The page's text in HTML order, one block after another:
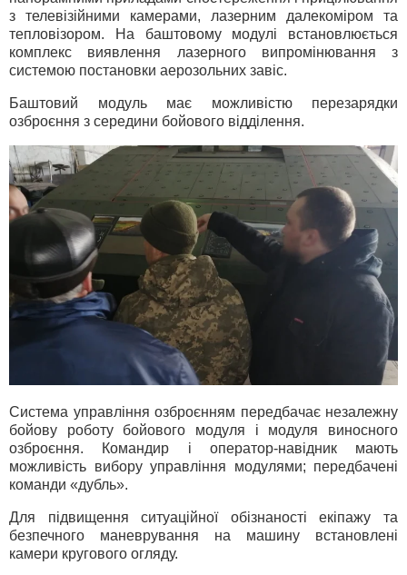
з телевізійними камерами, лазерним далекоміром та
тепловізором. На баштовому модулі встановлюється
комплекс виявлення лазерного випромінювання з
системою постановки аерозольних завіс.
Баштовий модуль має можливістю перезарядки
озброєння з середини бойового відділення.
Система управління озброєнням передбачає незалежну
бойову роботу бойового модуля і модуля виносного
озброєння. Командир і оператор-навідник мають
можливість вибору управління модулями; передбачені
команди «дубль».
Для підвищення ситуаційної обізнаності екіпажу та
безпечного маневрування на машину встановлені
камери кругового огляду.